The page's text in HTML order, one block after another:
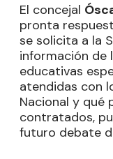
El concejal
pronta
se solicita a la
información de
educativas
atendidas con
Nacional y qué
contratados,
futuro debate